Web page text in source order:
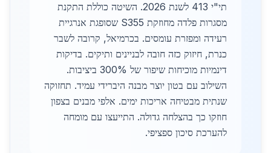
תי"י 413 לשנת 2026. השיטה כוללת התקנת
מסגרות פלדה מחוזקת S355 שסופגת אנרגיית
רעידה ומפזרת עומסים. בכרמיאל, קרובה לשבר
כנרת, חיזוק כזה חובה לבניינים ותיקים. בדיקות
דינמיות מוכיחות שיפור של 300% ביציבות.
השילוב עם בטון יוצר מבנה היברידי עמיד. תחזוקה
שנתית מבטיחה אריכות ימים. אלפי מבנים בצפון
חוזקו כך בהצלחה גדולה. התייעצו עם מומחה
להערכת סיכון ספציפי.